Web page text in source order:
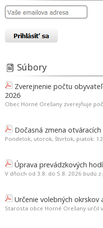
Súbory
Zverejnenie počtu
2026
Obec Horné Orešany zverejňuje
Dočasná zmena
Pondelok, utorok, štvrtok, piatok:
Úprava prevádzkových
V dňoch od 3.8. do 5.8. 2026 budú
Určenie volebných
Starosta obce Horné Orešany určil